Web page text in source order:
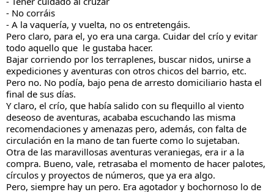
- No corráis
- A la vaquería, y vuelta, no os entretengáis.
Pero claro, para el, yo era una carga. Cuidar del crío y evitar
todo aquello que  le gustaba hacer.
Bajar corriendo por los terraplenes, buscar nidos, unirse a
expediciones y aventuras con otros chicos del barrio, etc.
Pero no. No podía, bajo pena de arresto domiciliario hasta el
final de sus días.
Y claro, el crío, que había salido con su flequillo al viento
deseoso de aventuras, acababa escuchando las misma
recomendaciones y amenazas pero, además, con falta de
circulación en la mano de tan fuerte como lo sujetaban.
Otra de las maravillosas aventuras veraniegas, era ir a la
compra. Bueno, vale, retrasaba el momento de hacer palotes,
círculos y proyectos de números, que ya era algo.
Pero, siempre hay un pero. Era agotador y bochornoso lo de